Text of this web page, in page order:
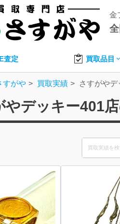
金
査定 買取品目
すがや 買取実績 さすがや
やデッキー401
Search
for: